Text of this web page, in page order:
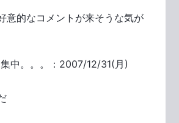
意的なコメントが来そうな気が
中。。。：2007/12/31(月)